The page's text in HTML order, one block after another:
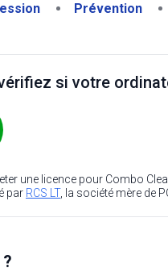
Prévention
si votre
une licence pour Combo
par RCS LT, la société mère de